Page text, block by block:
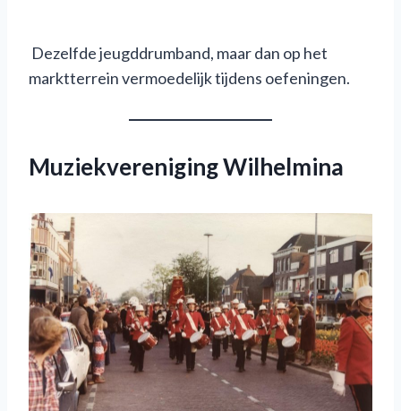
Dezelfde jeugddrumband, maar dan op het
marktterrein vermoedelijk tijdens oefeningen.
Muziekvereniging Wilhelmina